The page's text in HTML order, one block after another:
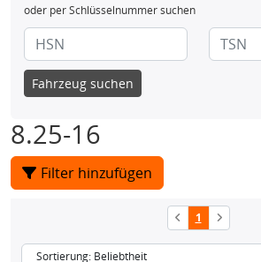
oder per Schlüsselnummer suchen
Fahrzeug suchen
8.25-16
Filter hinzufügen
1